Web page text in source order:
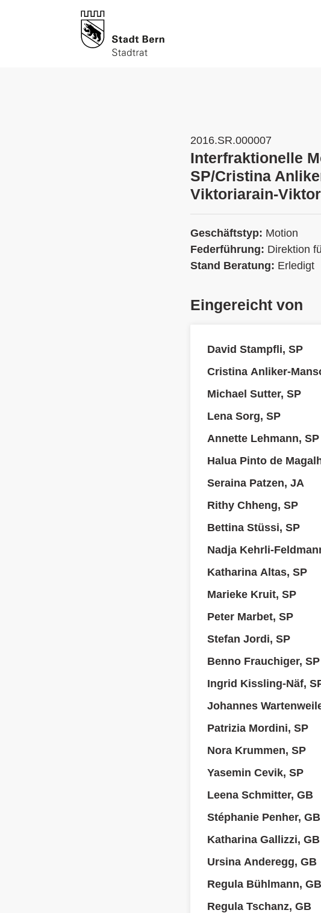
2016.SR.000007
Interfraktionelle
SP/Cristina
Viktoriarain-
Geschäftstyp: Motion
Federführung: Direktion
Stand Beratung: Erledigt
Eingereicht von
David Stampfli, SP
Cristina Anliker-
Michael Sutter, SP
Lena Sorg, SP
Annette Lehmann, SP
Halua Pinto de
Seraina Patzen, JA
Rithy Chheng, SP
Bettina Stüssi, SP
Nadja Kehrli-
Katharina Altas, SP
Marieke Kruit, SP
Peter Marbet, SP
Stefan Jordi, SP
Benno Frauchiger, SP
Ingrid Kissling-Näf,
Johannes
Patrizia Mordini, SP
Nora Krummen, SP
Yasemin Cevik, SP
Leena Schmitter, GB
Stéphanie Penher, GB
Katharina Gallizzi, GB
Ursina Anderegg, GB
Regula Bühlmann, GB
Regula Tschanz, GB